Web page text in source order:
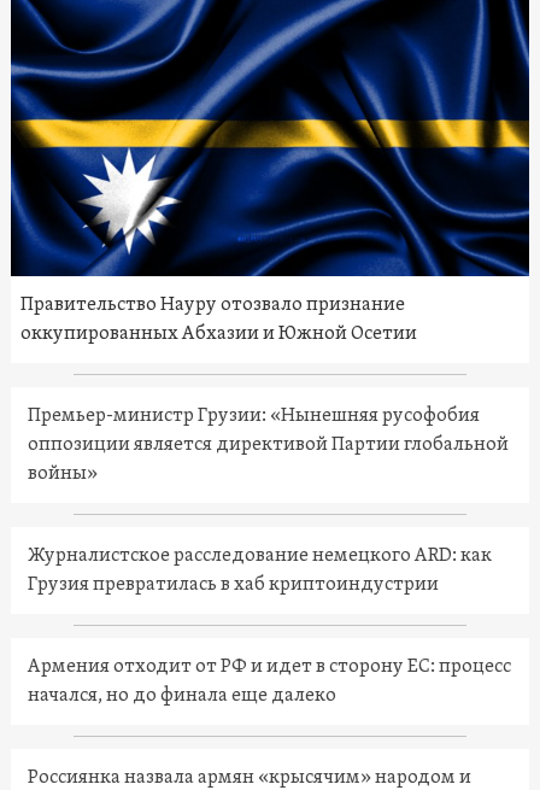
Правительство Науру отозвало признание
оккупированных Абхазии и Южной Осетии
Премьер-министр Грузии: «Нынешняя русофобия
оппозиции является директивой Партии глобальной
войны»
Журналистское расследование немецкого ARD: как
Грузия превратилась в хаб криптоиндустрии
Армения отходит от РФ и идет в сторону ЕС: процесс
начался, но до финала еще далеко
Россиянка назвала армян «крысячим» народом и